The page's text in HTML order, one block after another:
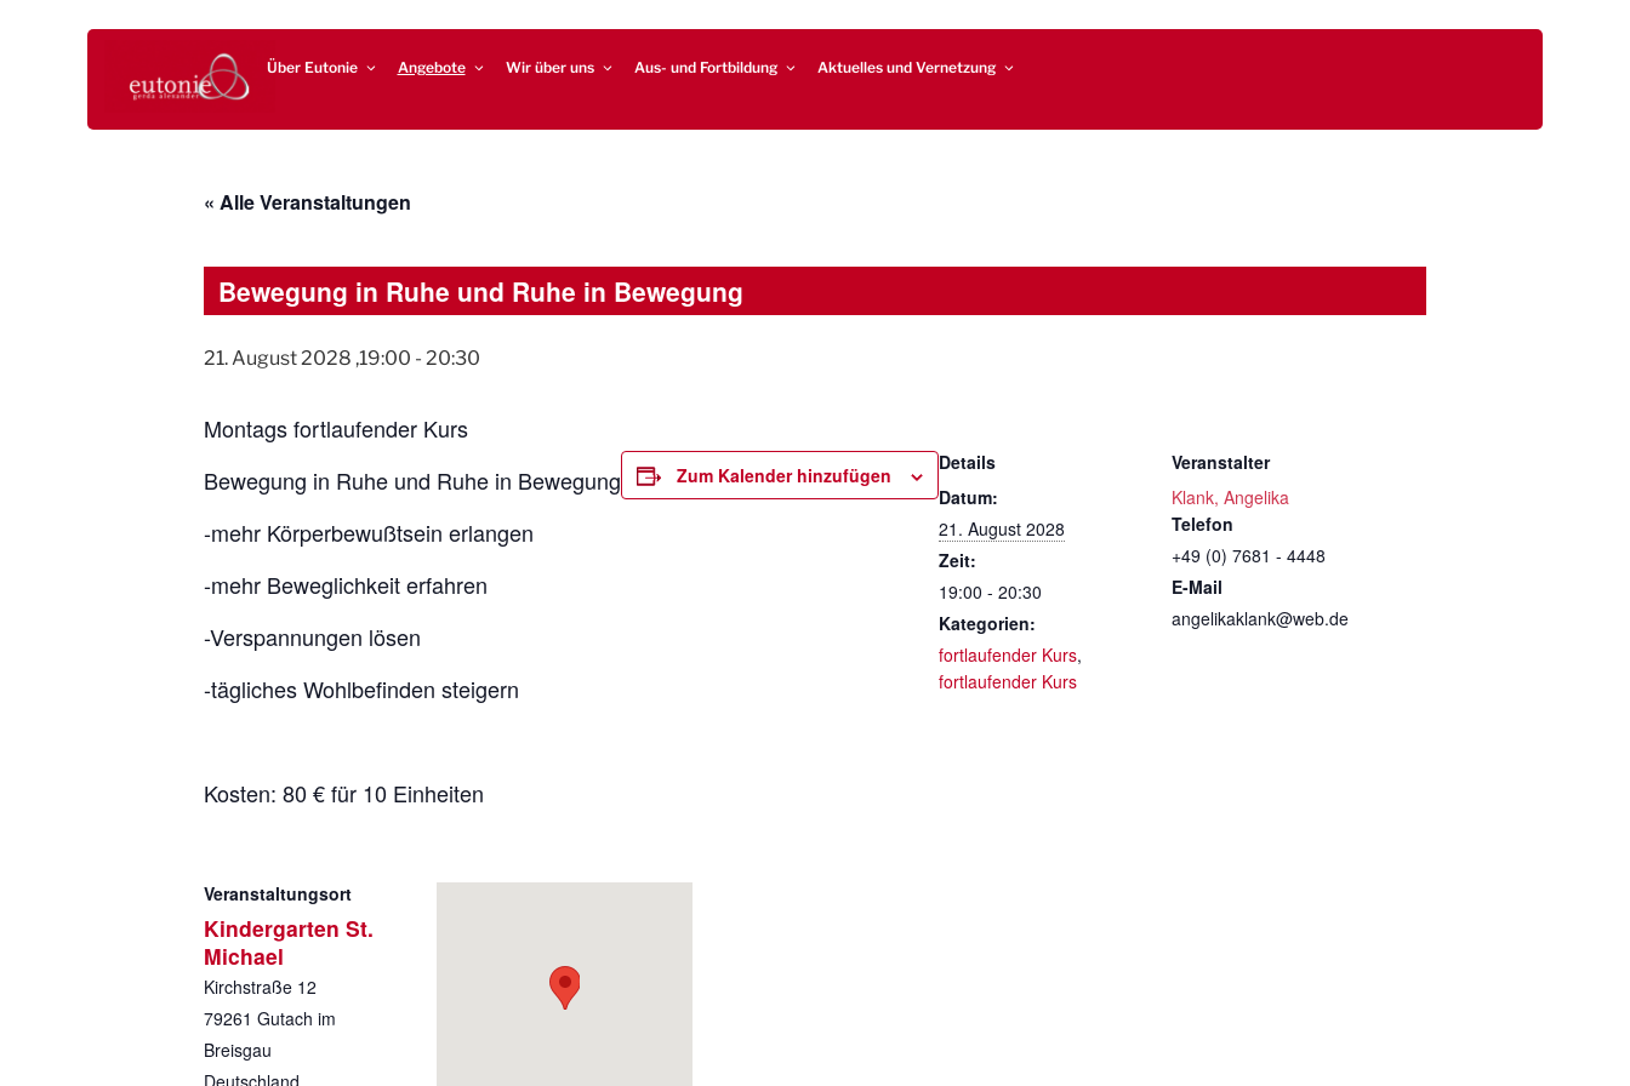
EUTONIE.DE
Über Eutonie Angebote Wir über uns Aus- und Fortbildung Aktuelles und Vernetzung
« Alle Veranstaltungen
Bewegung in Ruhe und Ruhe in Bewegung
21. August 2028 ,19:00 - 20:30
Montags fortlaufender Kurs
Bewegung in Ruhe und Ruhe in Bewegung
-mehr Körperbewußtsein erlangen
-mehr Beweglichkeit erfahren
-Verspannungen lösen
-tägliches Wohlbefinden steigern
Kosten: 80 € für 10 Einheiten
Zum Kalender hinzufügen
Details
Datum:
21. August 2028
Zeit:
19:00 - 20:30
Kategorien:
fortlaufender Kurs,
fortlaufender Kurs
Veranstalter
Klank, Angelika
Telefon
+49 (0) 7681 - 4448
E-Mail
angelikaklank@web.de
Veranstaltungsort
Kindergarten St.
Michael
Kirchstraße 12
79261 Gutach im
Breisgau
Deutschland